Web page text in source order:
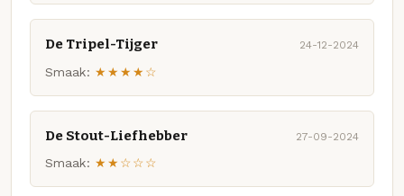
De Tripel-Tijger 24-12-2024
Smaak: ★★★★☆
De Stout-Liefhebber 27-09-2024
Smaak: ★★☆☆☆